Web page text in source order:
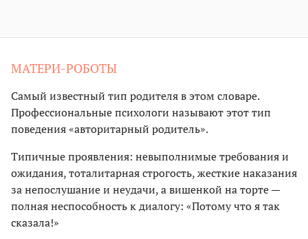
МАТЕРИ-РОБОТЫ
Самый известный тип родителя в этом словаре.
Профессиональные психологи называют этот тип
поведения «авторитарный родитель».
Типичные проявления: невыполнимые требования и
ожидания, тоталитарная строгость, жесткие наказания
за непослушание и неудачи, а вишенкой на торте —
полная неспособность к диалогу: «Потому что я так
сказала!»